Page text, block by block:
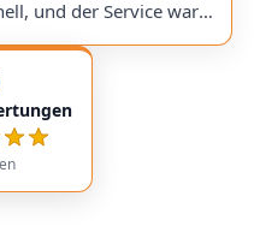
anytime!
und der Service war
very quickly, and the
friendly and reliable.